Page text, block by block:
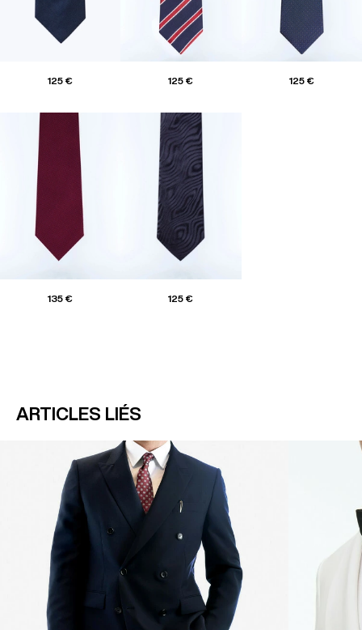
125 € 125 € 125 €
135 € 125 €
ARTICLES LIÉS